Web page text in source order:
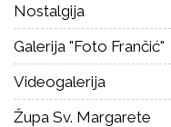
Nostalgija
Galerija "Foto Frančić"
Videogalerija
Župa Sv. Margarete